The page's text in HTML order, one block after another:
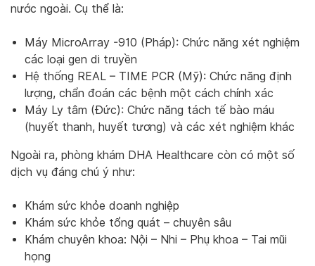
nước ngoài. Cụ thể là:
Máy MicroArray -910 (Pháp): Chức năng xét nghiệm
các loại gen di truyền
Hệ thống REAL – TIME PCR (Mỹ): Chức năng định
lượng, chẩn đoán các bệnh một cách chính xác
Máy Ly tâm (Đức): Chức năng tách tế bào máu
(huyết thanh, huyết tương) và các xét nghiệm khác
Ngoài ra, phòng khám DHA Healthcare còn có một số
dịch vụ đáng chú ý như:
Khám sức khỏe doanh nghiệp
Khám sức khỏe tổng quát – chuyên sâu
Khám chuyên khoa: Nội – Nhi – Phụ khoa – Tai mũi
họng